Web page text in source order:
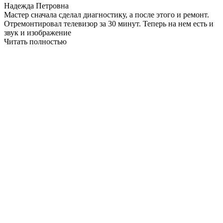
Надежда Петровна
Мастер сначала сделал диагностику, а после этого и ремонт.
Отремонтировал телевизор за 30 минут. Теперь на нем есть и
звук и изображение
Читать полностью